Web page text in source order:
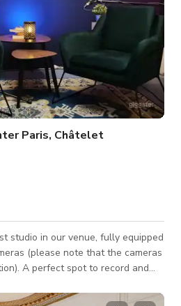
Paris, Châtelet
(please note that the cameras
and
duo armchair with coffee table...